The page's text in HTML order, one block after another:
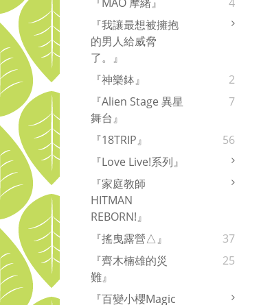
『我讓最想被擁抱
的男人給威脅
了。』
『神樂鉢』
2
『Alien Stage 異星
舞台』
7
『18TRIP』
56
『Love Live!系列』
『家庭教師
HITMAN
REBORN!』
『搖曳露營△』
37
『齊木楠雄的災
難』
25
『百變小櫻Magic